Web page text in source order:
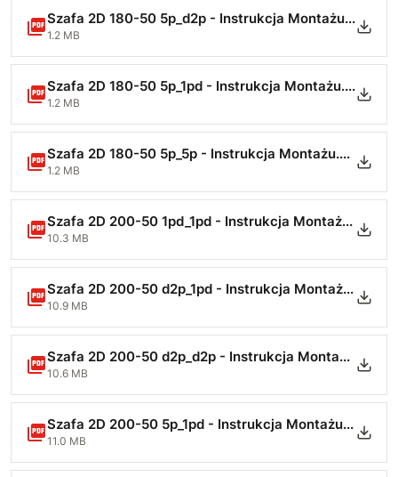
Szafa 2D 180-50 5p_d2p - Instrukcja Montażu.pdf
1.2 MB
Szafa 2D 180-50 5p_1pd - Instrukcja Montażu.pdf
1.2 MB
Szafa 2D 180-50 5p_5p - Instrukcja Montażu.pdf
1.2 MB
Szafa 2D 200-50 1pd_1pd - Instrukcja Montażu.pdf
10.3 MB
Szafa 2D 200-50 d2p_1pd - Instrukcja Montażu.pdf
10.9 MB
Szafa 2D 200-50 d2p_d2p - Instrukcja Montażu.pdf
10.6 MB
Szafa 2D 200-50 5p_1pd - Instrukcja Montażu.pdf
11.0 MB